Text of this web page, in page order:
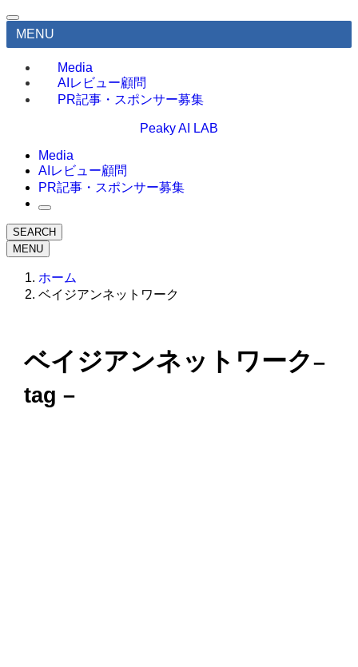
MENU
Media
AIレビュー顧問
PR記事・スポンサー募集
Peaky AI LAB
Media
AIレビュー顧問
PR記事・スポンサー募集
SEARCH
MENU
ホーム
ベイジアンネットワーク
ベイジアンネットワーク–
tag –